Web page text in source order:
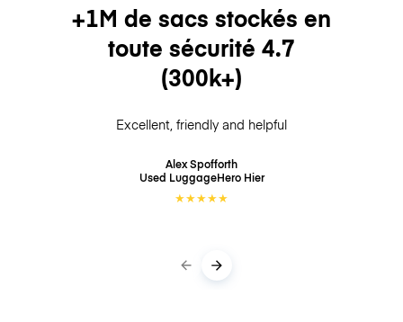
+1M de sacs stockés en
toute sécurité 4.7
(300k+)
Excellent, friendly and helpful
Alex Spofforth
Used LuggageHero Hier
★★★★★